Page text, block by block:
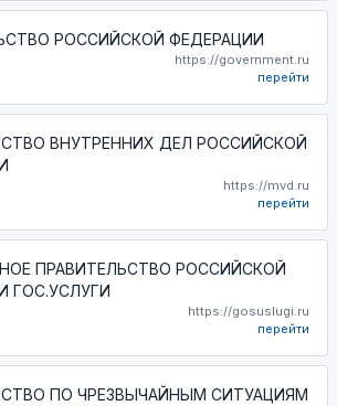
РОССИЙСКОЙ ФЕДЕРАЦИИ
https://government.ru
перейти
ВНУТРЕННИХ ДЕЛ РОССИЙСКОЙ
https://mvd.ru
перейти
ПРАВИТЕЛЬСТВО РОССИЙСКОЙ
ГОС.УСЛУГИ
https://gosuslugi.ru
перейти
ПО ЧРЕЗВЫЧАЙНЫМ СИТУАЦИЯМ